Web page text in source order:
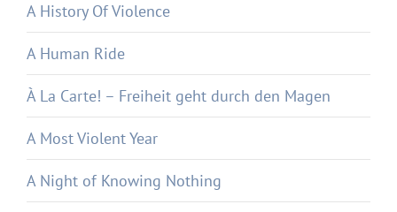
A History Of Violence
A Human Ride
À La Carte! – Freiheit geht durch den Magen
A Most Violent Year
A Night of Knowing Nothing